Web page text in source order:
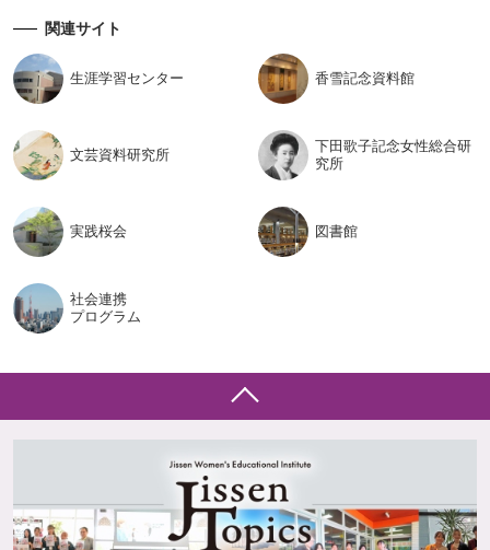
関連サイト
生涯学習センター 香雪記念資料館
文芸資料研究所
下田歌子記念女性総合研
究所
実践桜会 図書館
社会連携
プログラム